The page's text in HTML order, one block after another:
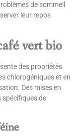
de sommeil
leur repos
vert bio
des propriétés
chlorogéniques et en
Des mises en
spécifiques de